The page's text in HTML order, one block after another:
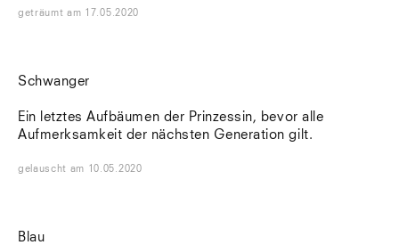
geträumt am 17.05.2020
Schwanger
Ein letztes Aufbäumen der Prinzessin, bevor alle
Aufmerksamkeit der nächsten Generation gilt.
gelauscht am 10.05.2020
Blau